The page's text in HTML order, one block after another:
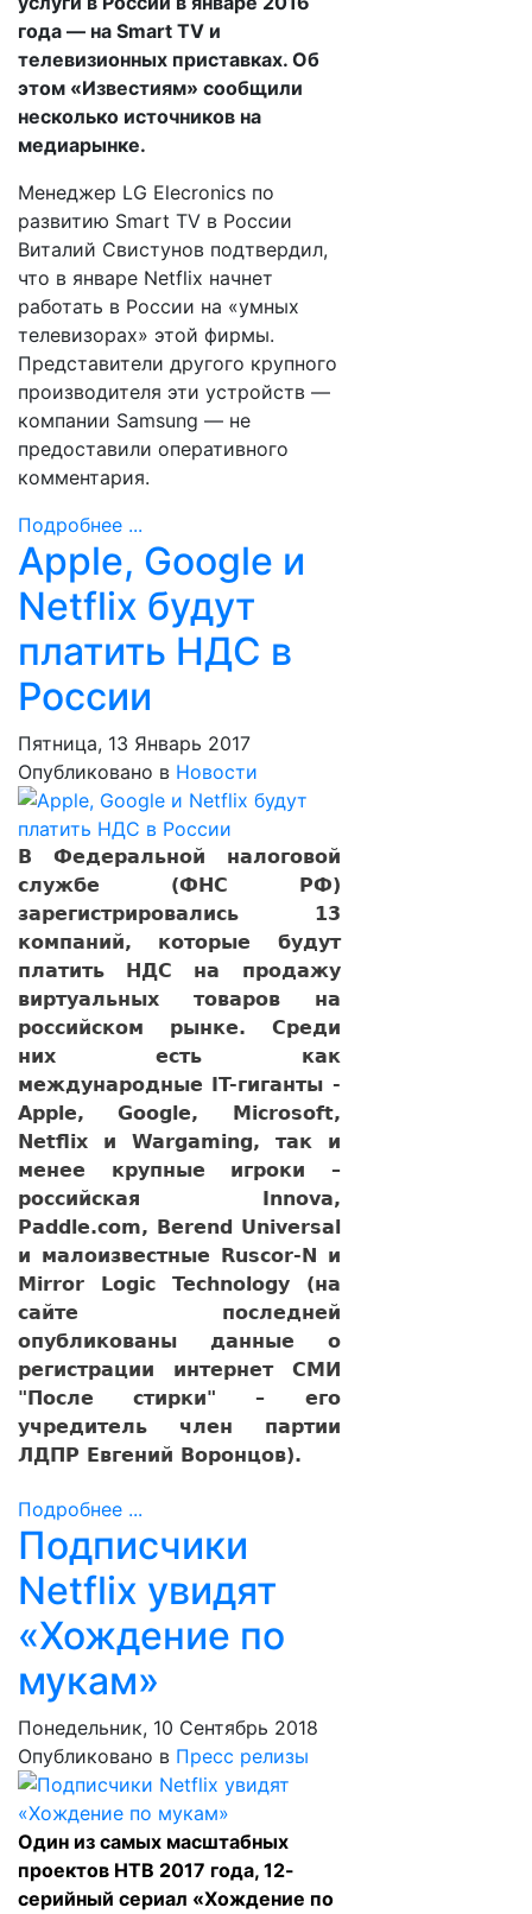
года — на Smart TV и
телевизионных приставках. Об
этом «Известиям» сообщили
несколько источников на
медиарынке.
Менеджер LG Elecronics по
развитию Smart TV в России
Виталий Свистунов подтвердил,
что в январе Netflix начнет
работать в России на «умных
телевизорах» этой фирмы.
Представители другого крупного
производителя эти устройств —
компании Samsung — не
предоставили оперативного
комментария.
Подробнее ...
Apple, Google и
Netflix будут
платить НДС в
России
Пятница, 13 Январь 2017
Опубликовано в Новости
В Федеральной налоговой
службе (ФНС РФ)
зарегистрировались 13
компаний, которые будут
платить НДС на продажу
виртуальных товаров на
российском рынке. Среди
них есть как
международные IT-гиганты -
Apple, Google, Microsoft,
Netflix и Wargaming, так и
менее крупные игроки –
российская Innova,
Paddle.com, Berend Universal
и малоизвестные Ruscor-N и
Mirror Logic Technology (на
сайте последней
опубликованы данные о
регистрации интернет СМИ
"После стирки" – его
учредитель член партии
ЛДПР Евгений Воронцов).
Подробнее ...
Подписчики
Netflix увидят
«Хождение по
мукам»
Понедельник, 10 Сентябрь 2018
Опубликовано в Пресс релизы
Один из самых масштабных
проектов НТВ 2017 года, 12-
серийный сериал «Хождение по